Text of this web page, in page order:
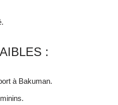
:
à Bakuman.